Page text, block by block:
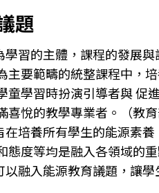
題
習的主體，課程的發展
主要範疇的統整課程中，
童學習時扮演引導者與 促
悅的教學專業者。（教育
培養所有學生的能源素
度等均是融入各領域的重
融入能源教育議題，讓